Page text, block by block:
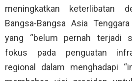
meningkatkan keterlibatan
Bangsa-Bangsa Asia
yang “belum pernah terjadi
fokus pada penguatan
regional dalam menghadapi